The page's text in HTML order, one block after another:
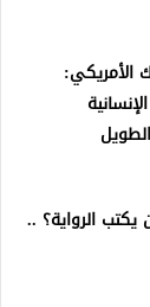
الأمريكي:
يكتب الرواية؟ ..